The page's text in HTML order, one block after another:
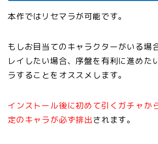
本作ではリセマラが可能です。
もしお目当てのキャラクターがいる場
レイしたい場合、序盤を有利に進めた
ラすることをオススメします。
インストール後に初めて引くガチャ
定のキャラが必ず排出されます。